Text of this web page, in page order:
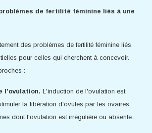
de fertilité féminine liés à une
des problèmes de fertilité féminine liés
pour celles qui cherchent à concevoir.
:
l'ovulation. L'induction de l'ovulation est
la libération d'ovules par les ovaires
dont l'ovulation est irrégulière ou absente.